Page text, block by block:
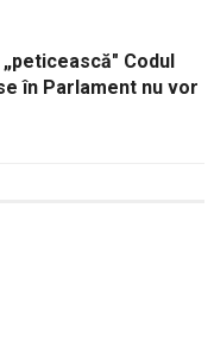
Codul
în Parlament nu vor